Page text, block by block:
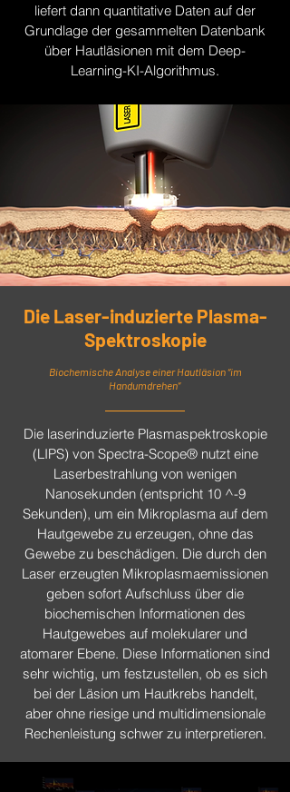
liefert dann quantitative Daten auf der
Grundlage der gesammelten Datenbank
über Hautläsionen mit dem Deep-
Learning-KI-Algorithmus.
Die Laser-induzierte Plasma-
Spektroskopie
Biochemische Analyse einer Hautläsion “im
Handumdrehen”
Die laserinduzierte Plasmaspektroskopie
(LIPS) von Spectra-Scope® nutzt eine
Laserbestrahlung von wenigen
Nanosekunden (entspricht 10 ^-9
Sekunden), um ein Mikroplasma auf dem
Hautgewebe zu erzeugen, ohne das
Gewebe zu beschädigen. Die durch den
Laser erzeugten Mikroplasmaemissionen
geben sofort Aufschluss über die
biochemischen Informationen des
Hautgewebes auf molekularer und
atomarer Ebene. Diese Informationen sind
sehr wichtig, um festzustellen, ob es sich
bei der Läsion um Hautkrebs handelt,
aber ohne riesige und multidimensionale
Rechenleistung schwer zu interpretieren.